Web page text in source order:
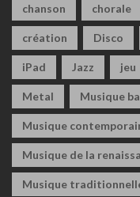
chanson chorale
création Disco
iPad Jazz jeu
Metal Musique
Musique
Musique de la
Musique